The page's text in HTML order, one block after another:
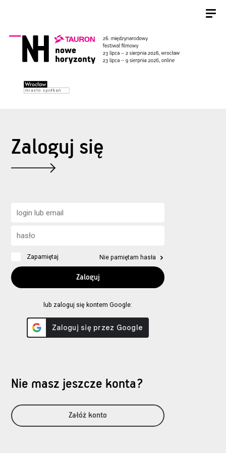
Zaloguj się
Zapamiętaj Nie pamiętam hasła
lub zaloguj się kontem Google:
Nie masz jeszcze konta?
Załóż konto